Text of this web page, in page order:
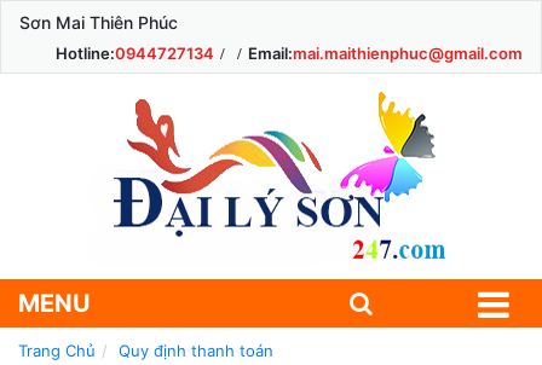
Sơn Mai Thiên Phúc
Hotline:0944727134 Email:mai.maithienphuc@gmail.com
MENU
Trang Chủ Quy định thanh toán